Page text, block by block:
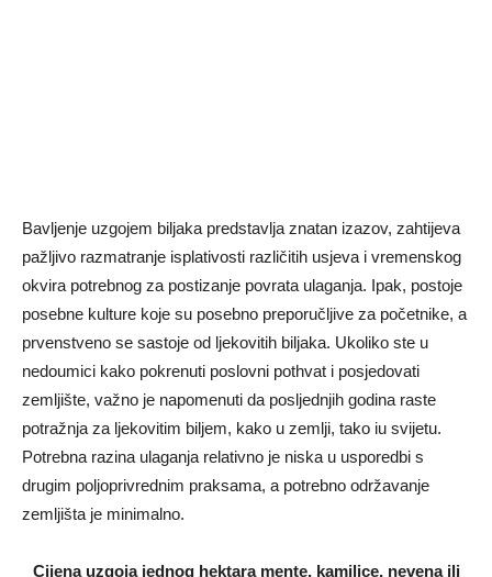
Bavljenje uzgojem biljaka predstavlja znatan izazov, zahtijeva
pažljivo razmatranje isplativosti različitih usjeva i vremenskog
okvira potrebnog za postizanje povrata ulaganja. Ipak, postoje
posebne kulture koje su posebno preporučljive za početnike, a
prvenstveno se sastoje od ljekovitih biljaka. Ukoliko ste u
nedoumici kako pokrenuti poslovni pothvat i posjedovati
zemljište, važno je napomenuti da posljednjih godina raste
potražnja za ljekovitim biljem, kako u zemlji, tako iu svijetu.
Potrebna razina ulaganja relativno je niska u usporedbi s
drugim poljoprivrednim praksama, a potrebno održavanje
zemljišta je minimalno.
Cijena uzgoja jednog hektara mente, kamilice, nevena ili